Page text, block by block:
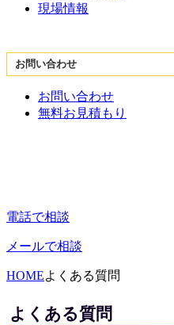
現場情報
お問い合わせ
お問い合わせ
無料お見積もり
電話で相談
メールで相談
HOMEよくある質問
よくある質問